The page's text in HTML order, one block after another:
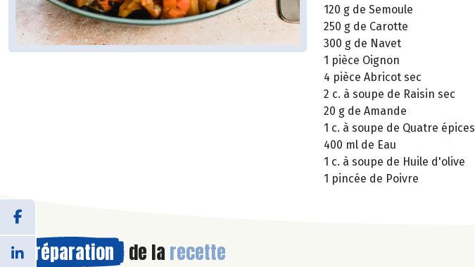
120 g de Semoule
250 g de Carotte
300 g de Navet
1 pièce Oignon
4 pièce Abricot sec
2 c. à soupe de Raisin sec
20 g de Amande
1 c. à soupe de Quatre épices
400 ml de Eau
1 c. à soupe de Huile d'olive
1 pincée de Poivre
Préparation de la recette